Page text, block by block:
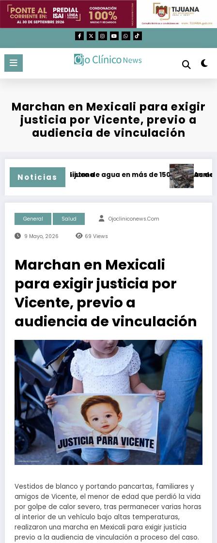
Saltar
contenido
Marchan en Mexicali para exigir
justicia por Vicente, previo a
audiencia de vinculación
Noticias
en Tijuana
suministro de agua en más de 150 colonias de Tijuana
Aumentan a 77 las
General Salud Ojocliniconews.com
9 Mayo, 2026 69 Views
Marchan en Mexicali
para exigir justicia por
Vicente, previo a
audiencia de vinculación
Vestidos de blanco y portando pancartas, familiares y
amigos de Vicente, el menor de edad que perdió la vida
por golpe de calor severo, tras permanecer varias horas
al interior de un vehículo bajo altas temperaturas,
realizaron una marcha en Mexicali para exigir justicia
previo a la audiencia de vinculación a proceso del caso.